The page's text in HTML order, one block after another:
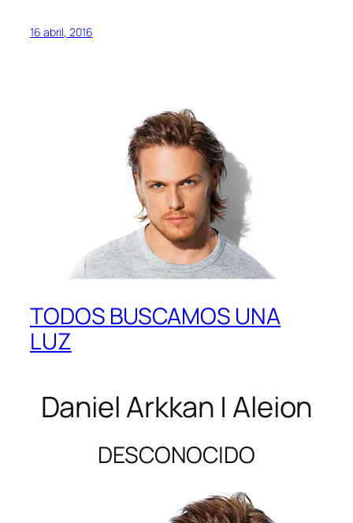
16 abril, 2016
TODOS BUSCAMOS UNA
LUZ
Daniel Arkkan | Aleion
DESCONOCIDO